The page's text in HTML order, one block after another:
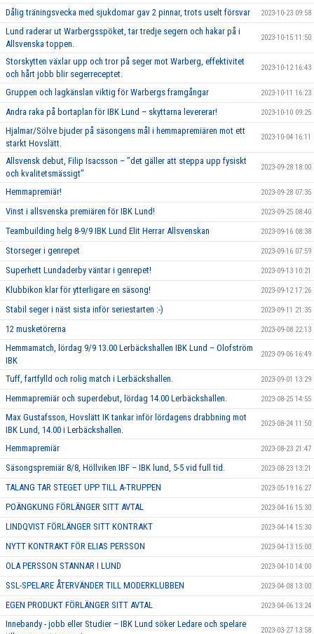
Dålig träningsvecka med sjukdomar gav 2 pinnar, trots uselt försvar 2023-10-23 09:58
Lund raderar ut Warbergsspöket, tar tredje segern och hakar på i
Allsvenska toppen.
2023-10-15 11:50
Storskytten växlar upp och tror på seger mot Warberg, effektivitet
och hårt jobb blir segerreceptet.
2023-10-12 16:43
Gruppen och lagkänslan viktig för Warbergs framgångar 2023-10-11 16:23
Andra raka på bortaplan för IBK Lund – skyttarna levererar! 2023-10-10 09:25
Hjalmar/Sölve bjuder på säsongens mål i hemmapremiären mot ett
starkt Hovslätt.
2023-10-04 16:11
Allsvensk debut, Filip Isacsson – ’’det gäller att steppa upp fysiskt
och kvalitetsmässigt’’
2023-09-28 18:00
Hemmapremiär! 2023-09-28 07:35
Vinst i allsvenska premiären för IBK Lund! 2023-09-25 08:40
Teambuilding helg 8-9/9 IBK Lund Elit Herrar Allsvenskan 2023-09-16 08:38
Storseger i genrepet 2023-09-16 07:59
Superhett Lundaderby väntar i genrepet! 2023-09-13 10:21
Klubbikon klar för ytterligare en säsong! 2023-09-12 17:26
Stabil seger i näst sista inför seriestarten :-) 2023-09-11 21:35
12 musketörerna 2023-09-08 22:13
Hemmamatch, lördag 9/9 13.00 Lerbäckshallen IBK Lund – Olofström
IBK
2023-09-06 16:49
Tuff, fartfylld och rolig match i Lerbäckshallen. 2023-09-01 13:29
Hemmapremiär och superdebut, lördag 14.00 Lerbäckshallen. 2023-08-25 14:55
Max Gustafsson, Hovslätt IK tankar inför lördagens drabbning mot
IBK Lund, 14.00 i Lerbäckshallen.
2023-08-24 11:50
Hemmapremiär 2023-08-23 21:47
Säsongspremiär 8/8, Höllviken IBF – IBK lund, 5-5 vid full tid. 2023-08-23 13:21
TALANG TAR STEGET UPP TILL A-TRUPPEN 2023-05-19 16:27
POÄNGKUNG FÖRLÄNGER SITT AVTAL 2023-04-16 15:30
LINDQVIST FÖRLÄNGER SITT KONTRAKT 2023-04-14 15:30
NYTT KONTRAKT FÖR ELIAS PERSSON 2023-04-13 15:00
OLA PERSSON STANNAR I LUND 2023-04-10 14:00
SSL-SPELARE ÅTERVÄNDER TILL MODERKLUBBEN 2023-04-08 13:00
EGEN PRODUKT FÖRLÄNGER SITT AVTAL 2023-04-06 13:24
Innebandy - jobb eller Studier – IBK Lund söker Ledare och spelare
2023-03-27 13:58